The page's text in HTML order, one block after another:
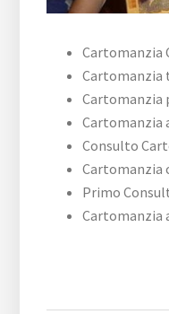
Cartomanzia
Cartomanzia
Cartomanzia
Cartomanzia
Consulto
Cartomanzia
Primo
Cartomanzia